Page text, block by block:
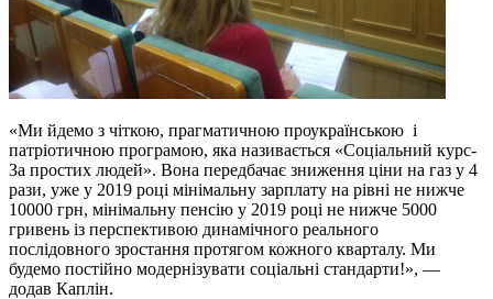
«Ми йдемо з чіткою, прагматичною проукраїнською і
патріотичною програмою, яка називається «Соціальний курс-
За простих людей». Вона передбачає зниження ціни на газ у 4
рази, уже у 2019 році мінімальну зарплату на рівні не нижче
10000 грн, мінімальну пенсію у 2019 році не нижче 5000
гривень із перспективою динамічного реального
послідовного зростання протягом кожного кварталу. Ми
будемо постійно модернізувати соціальні стандарти!», —
додав Каплін.